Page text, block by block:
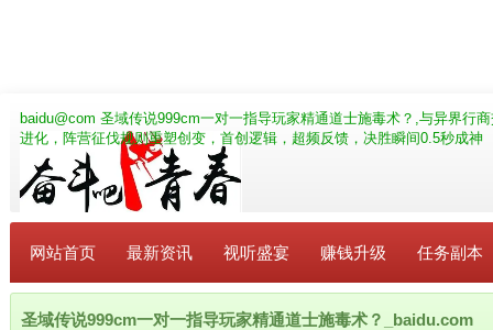
baidu@com 圣域传说999cm一对一指导玩家精通道士施毒术？,与异界行
进化，阵营征伐规则重塑创变，首创逻辑，超频反馈，决胜瞬间0.5秒成神
网站首页 最新资讯 视听盛宴 赚钱升级 任务副本
圣域传说999cm一对一指导玩家精通道士施毒术？_baidu.com